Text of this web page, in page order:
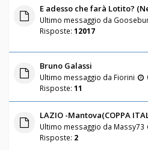
E adesso che farà Lotito?
Ultimo messaggio da
Risposte: 12017
Bruno Galassi
Ultimo messaggio da Fiorini
Risposte: 11
LAZIO -Mantova(COPPA
Ultimo messaggio da Massy73
Risposte: 2